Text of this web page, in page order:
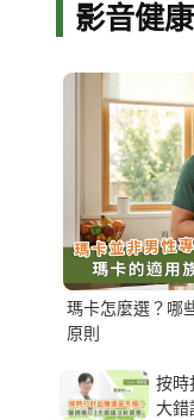
影音健康
瑪卡怎麼選？哪
原則
按時
大錯